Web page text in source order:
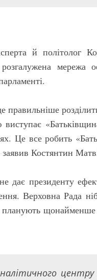
й політолог
мережа
правильніше
Це все робить
Костянтин
дає президенту
Верховна Рада
планують щонайменше